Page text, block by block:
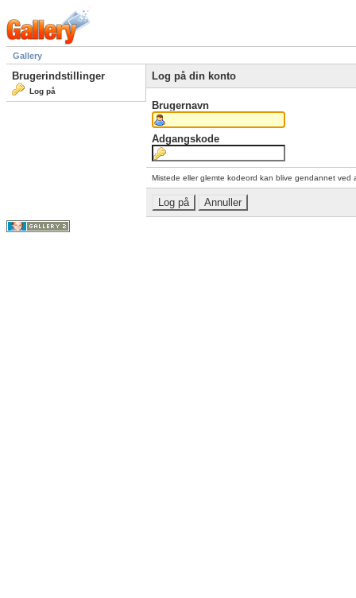
Gallery
Brugerindstillinger
Log på
Log på din konto
Brugernavn
Adgangskode
Mistede eller glemte kodeord kan blive gendannet ved